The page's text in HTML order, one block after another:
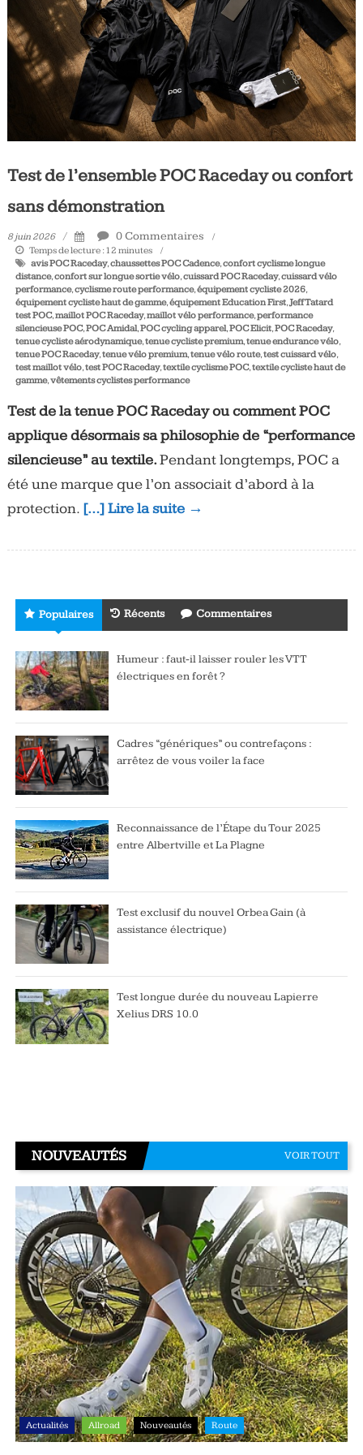
Tous
les
jours,
votre
actualité
Test de l’ensemble POC Raceday ou confort
sans démonstration
8 juin 2026 0 Commentaires
Temps de lecture : 12 minutes
avis POC Raceday,chaussettes POC Cadence,confort cyclisme longue
distance,confort sur longue sortie vélo,cuissard POC Raceday,cuissard vélo
performance,cyclisme route performance,équipement cycliste 2026,
équipement cycliste haut de gamme,équipement Education First,Jeff Tatard
test POC,maillot POC Raceday,maillot vélo performance,performance
silencieuse POC,POC Amidal,POC cycling apparel,POC Elicit,POC Raceday,
tenue cycliste aérodynamique,tenue cycliste premium,tenue endurance vélo,
tenue POC Raceday,tenue vélo premium,tenue vélo route,test cuissard vélo,
test maillot vélo,test POC Raceday,textile cyclisme POC,textile cycliste haut de
gamme,vêtements cyclistes performance
Test de la tenue POC Raceday ou comment POC
applique désormais sa philosophie de “performance
silencieuse” au textile.Pendant longtemps, POC a
été une marque que l’on associait d’abord à la
protection. […] Lire la suite →
Populaires Récents Commentaires
Humeur : faut-il laisser rouler les VTT
électriques en forêt ?
Cadres “génériques” ou contrefaçons :
arrêtez de vous voiler la face
Reconnaissance de l’Étape du Tour 2025
entre Albertville et La Plagne
Test exclusif du nouvel Orbea Gain (à
assistance électrique)
Test longue durée du nouveau Lapierre
Xelius DRS 10.0
NOUVEAUTÉS VOIR TOUT
Actualités Allroad Nouveautés Route